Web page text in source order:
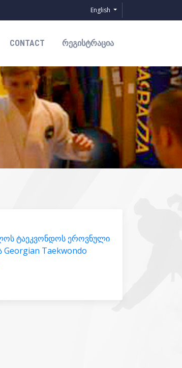
English
CONTACT ᲠᲔᲒᲘᲡᲢᲠᲐᲪᲘᲐ
ტაეკვონდოს ეროვნული
Georgian Taekwondo